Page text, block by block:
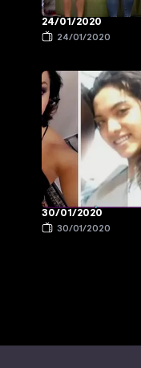
24/01/2020
24/01/2020
30/01/2020
30/01/2020